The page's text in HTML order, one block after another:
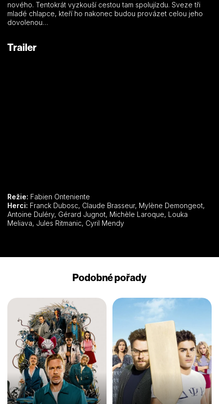
nového. Tentokrát vyzkouší cestou tam spolujízdu. Sveze tři
mladé chlapce, kteří ho nakonec budou provázet celou jeho
dovolenou…
Trailer
Režie: Fabien Onteniente
Herci:
Antoine Duléry, Gérard Jugnot, Michèle Laroque, Louka
Meliava, Jules Ritmanic, Cyril Mendy
Podobné pořady